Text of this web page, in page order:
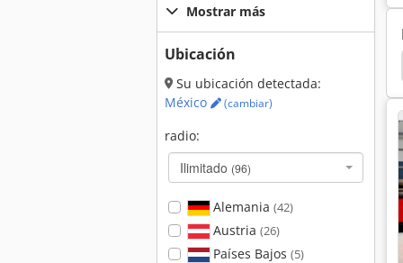
Mostrar más
Ubicación
Su ubicación detectada:
México
(cambiar)
radio:
Ilimitado (96)
Alemania (42)
Austria (26)
Países Bajos (5)
Cizalla Marmol